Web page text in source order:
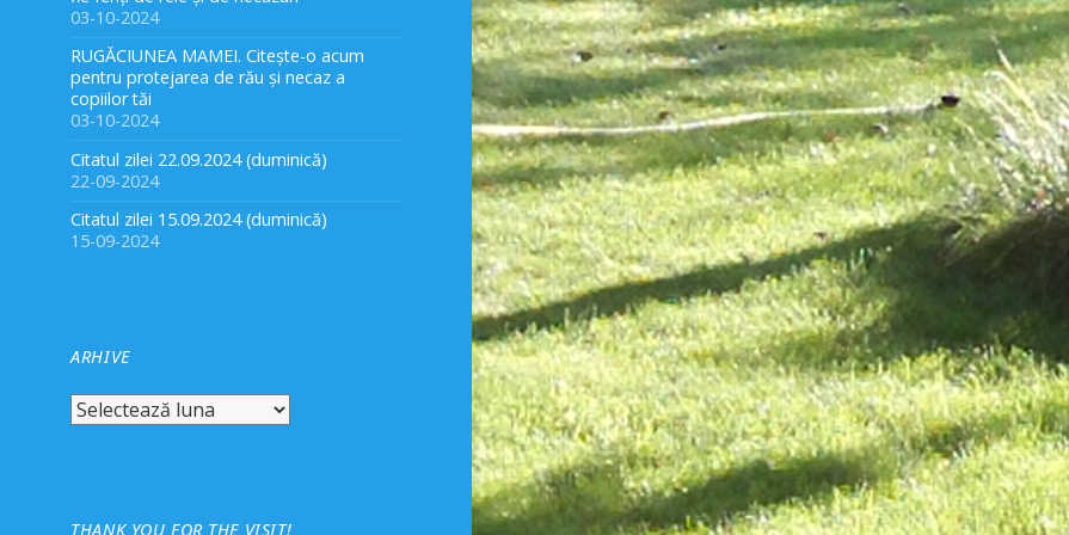
03-10-2024
RUGĂCIUNEA MAMEI. Citește-o acum
pentru protejarea de rău și necaz a
copiilor tăi
03-10-2024
Citatul zilei 22.09.2024 (duminică)
22-09-2024
Citatul zilei 15.09.2024 (duminică)
15-09-2024
ARHIVE
Arhive
THANK YOU FOR THE VISIT!